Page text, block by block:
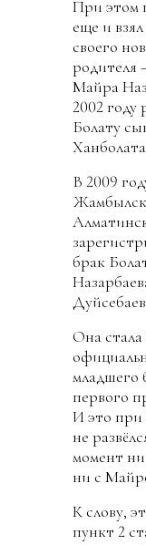
При этом
еще и
своего
родителя
Майра
2002 году
Болату
В 2009
брак
Она стала
младшего
первого
И это при
не
момент ни
ни с
К слову,
пункт 2